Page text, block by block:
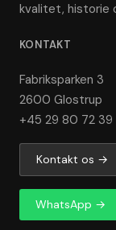
kvalitet, historie
KONTAKT
Fabriksparken 3
2600 Glostrup
+45 29 80 72 39
Kontakt os →
WhatsApp →